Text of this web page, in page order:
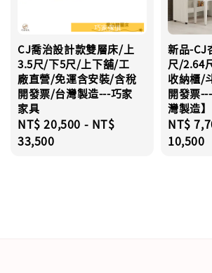
CJ喬治設計款雙層床/上
3.5尺/下5尺/上下舖/工
廠直營/免運含安裝/含稅
開發票/台灣製造---巧家
家具
Regular
price
NT$ 20,500 - NT$
33,500
新品-CJ
尺/2.64
收納櫃/
開發票
灣製造】
Regular
price
NT$
10,500